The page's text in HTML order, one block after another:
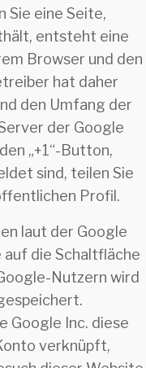
Sie eine Seite,
entsteht eine
Browser und den
hat daher
den Umfang der
der Google
„+1“-Button,
sind, teilen Sie
Profil.
laut der Google
auf die Schaltfläche
Nutzern wird
Google Inc. diese
verknüpft,